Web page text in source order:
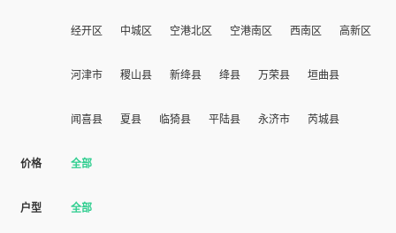
经开区 中城区 空港北区 空港南区 西南区 高新区
河津市 稷山县 新绛县 绛县 万荣县 垣曲县
闻喜县 夏县 临猗县 平陆县 永济市 芮城县
价格 全部
户型 全部